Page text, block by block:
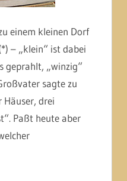
einem kleinen Dorf
– „klein“ ist dabei
geprahlt, „winzig“
sagte zu
Häuser, drei
Paßt heute aber